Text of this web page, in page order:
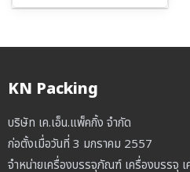
KN Packing
บริษัท เค.เอ็น.แพ็คกิ้ง จำกัด
ก่อตั้งเมื่อวันที่ 3 มกราคม 2557
จำหน่ายเครื่องบรรจุภัณฑ์ เครื่องบรรจุ